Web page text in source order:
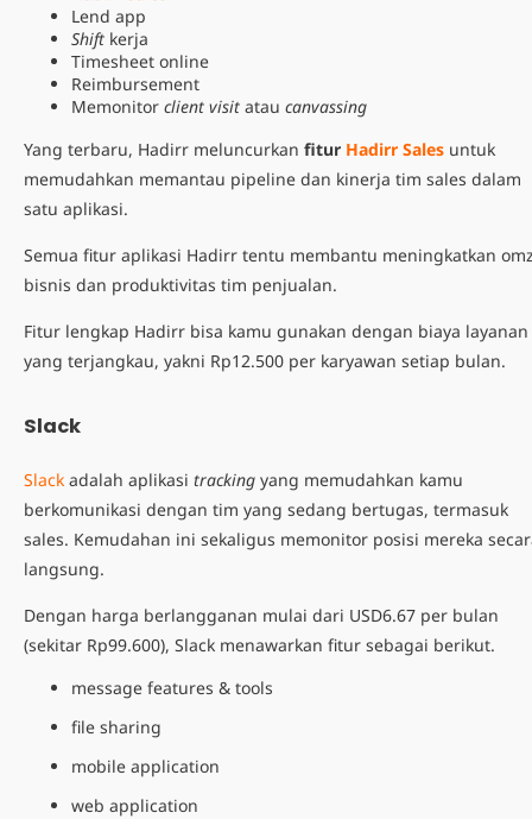
Lend app
Shift kerja
Timesheet online
Reimbursement
Memonitor client visit atau canvassing
Yang terbaru, Hadirr meluncurkan fitur Hadirr Sales untuk
memudahkan memantau pipeline dan kinerja tim sales dalam
satu aplikasi.
Semua fitur aplikasi Hadirr tentu membantu meningkatkan
bisnis dan produktivitas tim penjualan.
Fitur lengkap Hadirr bisa kamu gunakan dengan biaya layanan
yang terjangkau, yakni Rp12.500 per karyawan setiap bulan.
Slack
Slack adalah aplikasi tracking yang memudahkan kamu
berkomunikasi dengan tim yang sedang bertugas, termasuk
sales. Kemudahan ini sekaligus memonitor posisi mereka
langsung.
Dengan harga berlangganan mulai dari USD6.67 per bulan
(sekitar Rp99.600), Slack menawarkan fitur sebagai berikut.
message features & tools
file sharing
mobile application
web application